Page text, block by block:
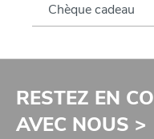
Chèque cadeau
RESTEZ EN
AVEC NOUS >